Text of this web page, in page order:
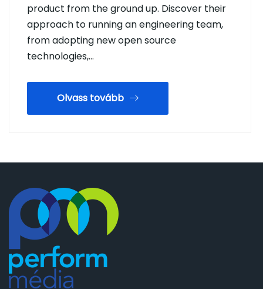
product from the ground up. Discover their
approach to running an engineering team,
from adopting new open source
technologies,…
Olvass tovább